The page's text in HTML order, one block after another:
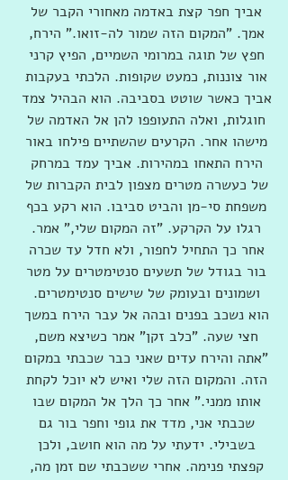
אביך חפר קצת באדמה מאחורי הקבר של
אמך. "המקום הזה שמור לה-זואו." הירח,
חפץ של תוגה במרומי השמיים, הפיץ קרני
אור צוננות, כמעט שקופות. הלכתי בעקבות
אביך כאשר שוטט בסביבה. הוא הבהיל צמד
חוגלות, ואלה התעופפו להן אל האדמה של
מישהו אחר. הקרעים שהשתיים פילחו באור
הירח התאחו במהירות. אביך עמד במרחק
של כעשרה מטרים מצפון לבית הקברות של
משפחת סי-מן והביט סביבו. הוא רקע בכף
רגלו על הקרקע. "זה המקום שלי," אמר.
אחר כך התחיל לחפור, ולא חדל עד שכרה
בור בגודל של תשעים סנטימטרים על מטר
ושמונים ובעומק של שישים סנטימטרים.
הוא נשכב בפנים ובהה אל עבר הירח במשך
חצי שעה. "כלב זקן" אמר כשיצא משם,
"אתה והירח עדים שאני כבר שכבתי במקום
הזה. והמקום הזה שלי ואיש לא יוכל לקחת
אותו ממני." אחר כך הלך אל המקום שבו
שכבתי אני, מדד את גופי וחפר בור גם
בשבילי. ידעתי על מה הוא חושב, ולכן
קפצתי פנימה. אחרי ששכבתי שם זמן מה,